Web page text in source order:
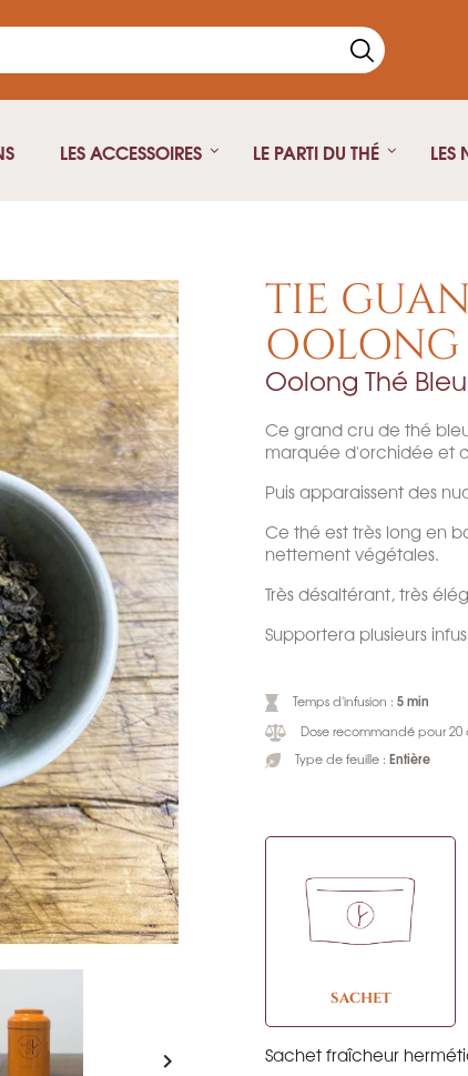
Thé vert
Thé blanc
Rooibos
Pu Erh
Oolong
Infusion
Thé fumé
Thé Parfumé
LES ACCESSOIRES
Théière isotherme
Théière Japonaise
LE PARTI DU THÉ LES

TIE
Oolong Thé Bleu
Ce grand cru de thé
marquée d'orchidée et
Puis apparaissent des
Ce thé est très long en
nettement végétales.
Très désaltérant, très
Supportera plusieurs
Temps d'infusion : 5 min
Dose recommandé pour 20
Type de feuille : Entière
SACHET
Sachet fraîcheur